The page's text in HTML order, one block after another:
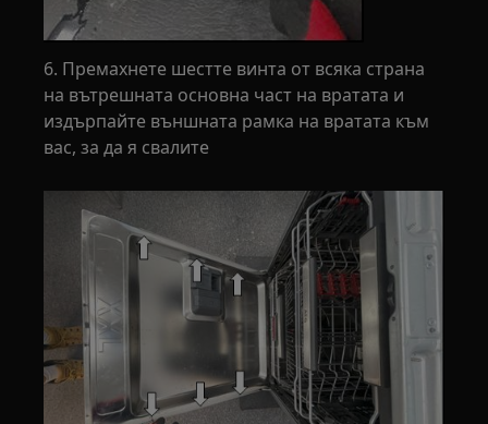
6. Премахнете шестте винта от всяка страна
на вътрешната основна част на вратата и
издърпайте външната рамка на вратата към
вас, за да я свалите